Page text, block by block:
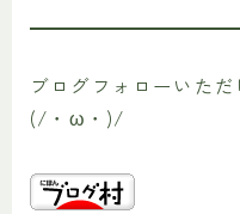
ブログフォローいた
(/・ω・)/